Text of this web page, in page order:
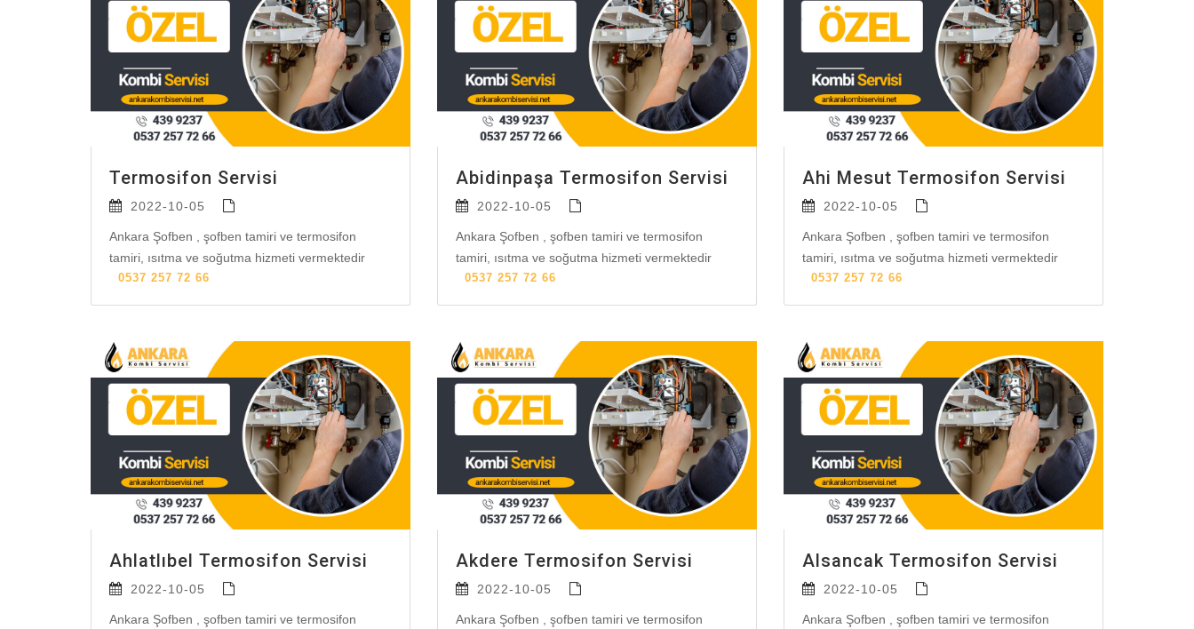
Termosifon Servisi
2022-10-05
Ankara Şofben , şofben tamiri ve termosifon
tamiri, ısıtma ve soğutma hizmeti vermektedir
0537 257 72 66
Abidinpaşa Termosifon Servisi
2022-10-05
Ankara Şofben , şofben tamiri ve termosifon
tamiri, ısıtma ve soğutma hizmeti vermektedir
0537 257 72 66
Ahi Mesut Termosifon Servisi
2022-10-05
Ankara Şofben , şofben tamiri ve termosifon
tamiri, ısıtma ve soğutma hizmeti vermektedir
0537 257 72 66
Ahlatlıbel Termosifon Servisi
2022-10-05
Ankara Şofben , şofben tamiri ve termosifon
Akdere Termosifon Servisi
2022-10-05
Ankara Şofben , şofben tamiri ve termosifon
Alsancak Termosifon Servisi
2022-10-05
Ankara Şofben , şofben tamiri ve termosifon